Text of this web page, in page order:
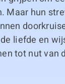
Maar hun
liefde en
tot nut van